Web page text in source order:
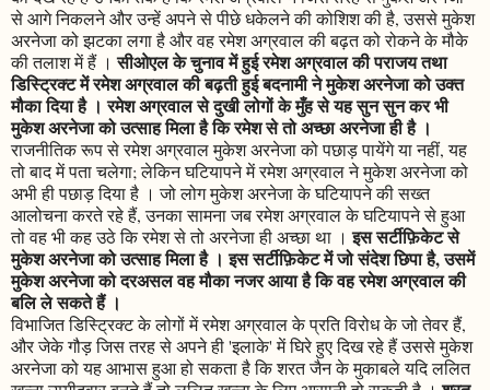
से आगे निकलने और उन्हें अपने से पीछे धकेलने की कोशिश की है, उससे मुकेश
अरनेजा को झटका लगा है और वह रमेश अग्रवाल की बढ़त को रोकने के मौके
की तलाश में हैं ।सीओएल के चुनाव में हुई रमेश अग्रवाल की पराजय तथा
डिस्ट्रिक्ट में रमेश अग्रवाल की बढ़ती हुई बदनामी ने मुकेश अरनेजा को उक्त
मौका दिया है । रमेश अग्रवाल से दुखी लोगों के मुँह से यह सुन सुन कर भी
मुकेश अरनेजा को उत्साह मिला है कि रमेश से तो अच्छा अरनेजा ही है ।
राजनीतिक रूप से रमेश अग्रवाल मुकेश अरनेजा को पछाड़ पायेंगे या नहीं, यह
तो बाद में पता चलेगा; लेकिन घटियापने में रमेश अग्रवाल ने मुकेश अरनेजा को
अभी ही पछाड़ दिया है । जो लोग मुकेश अरनेजा के घटियापने की सख्त
आलोचना करते रहे हैं, उनका सामना जब रमेश अग्रवाल के घटियापने से हुआ
तो वह भी कह उठे कि रमेश से तो अरनेजा ही अच्छा था ।इस सर्टीफ़िकेट से
मुकेश अरनेजा को उत्साह मिला है । इस सर्टीफ़िकेट में जो संदेश छिपा है, उसमें
मुकेश अरनेजा को दरअसल वह मौका नजर आया है कि वह रमेश अग्रवाल की
बलि ले सकते हैं ।
विभाजित डिस्ट्रिक्ट के लोगों में रमेश अग्रवाल के प्रति विरोध के जो तेवर हैं,
और जेके गौड़ जिस तरह से अपने ही 'इलाके' में घिरे हुए दिख रहे हैं उससे मुकेश
अरनेजा को यह आभास हुआ हो सकता है कि शरत जैन के मुकाबले यदि ललित